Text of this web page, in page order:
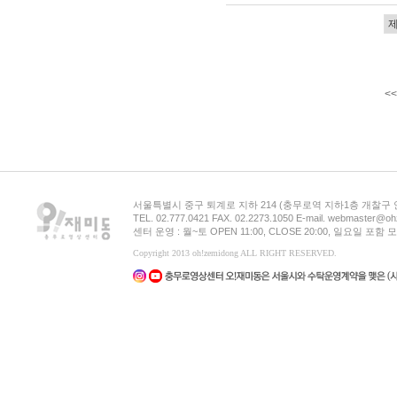
<<
서울특별시 중구 퇴계로 지하 214 (충무로역 지하1층 개찰구
TEL. 02.777.0421 FAX. 02.2273.1050 E-mail.
센터 운영 : 월~토 OPEN 11:00, CLOSE 20:00, 일요일 포함
Copyright 2013 oh!zemidong ALL RIGHT RESERVED.